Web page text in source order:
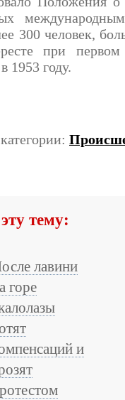
300 человек,
при
1953 году.
тему:
лавини
горе
и